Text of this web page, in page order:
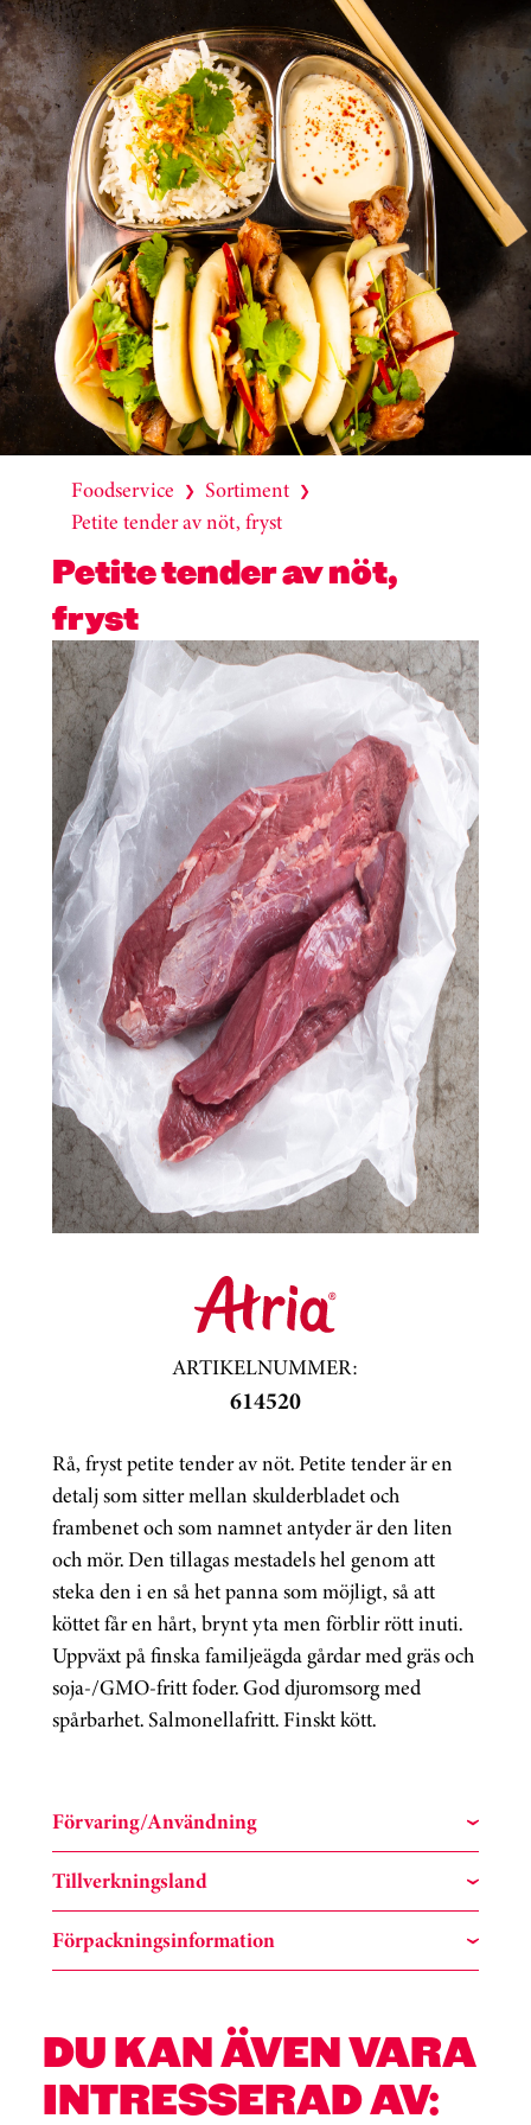
Foodservice ❯ Sortiment ❯
Petite tender av nöt, fryst
Petite tender av nöt,
fryst
ARTIKELNUMMER:
614520
Rå, fryst petite tender av nöt. Petite tender är en
detalj som sitter mellan skulderbladet och
frambenet och som namnet antyder är den liten
och mör. Den tillagas mestadels hel genom att
steka den i en så het panna som möjligt, så att
köttet får en hårt, brynt yta men förblir rött inuti.
Uppväxt på finska familjeägda gårdar med gräs och
soja-/GMO-fritt foder. God djuromsorg med
spårbarhet. Salmonellafritt. Finskt kött.
Förvaring/Användning
Tillverkningsland
Förpackningsinformation
DU KAN ÄVEN VARA
INTRESSERAD AV: